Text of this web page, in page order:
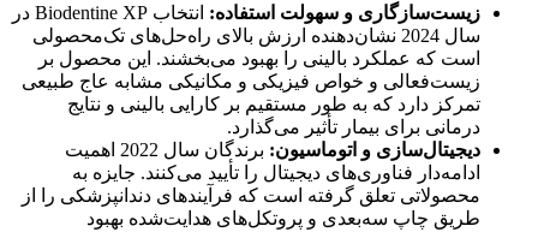
و سهولت استفاده:
انتخاب Biodentine XP در
سال 2024 نشان‌دهنده ارزش بالای راه‌حل‌های تک‌محصولی
که عملکرد بالینی را بهبود می‌بخشند. این محصول بر
و خواص فیزیکی و مکانیکی مشابه عاج طبیعی
دارد که به طور مستقیم بر کارایی بالینی و نتایج
برای بیمار تأثیر می‌گذارد.
و اتوماسیون:
برندگان سال 2022 اهمیت
فناوری‌های دیجیتال را تأیید می‌کنند. جایزه به
تعلق گرفته است که فرآیندهای دندانپزشکی را از
چاپ سه‌بعدی و پروتکل‌های هدایت‌شده بهبود